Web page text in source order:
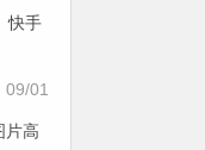
快手
09/01
片高